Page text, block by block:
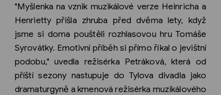
"Myšlenka na vznik muzikálové verze Heinricha a
Henrietty přišla zhruba před dvěma lety, když
jsme si doma pouštěli rozhlasovou hru Tomáše
Syrovátky. Emotivní příběh si přímo říkal o jevištní
podobu," uvedla režisérka Petráková, která od
příští sezony nastupuje do Tylova divadla jako
dramaturgyně a kmenová režisérka muzikálového